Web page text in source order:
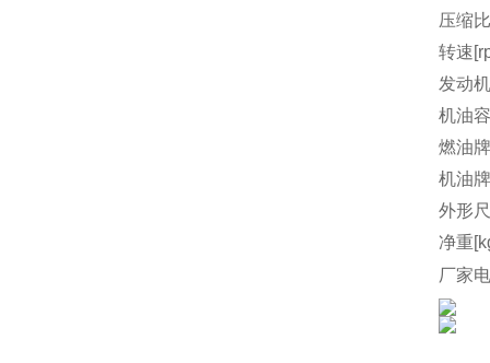
压缩比
转速
发动
机油
燃油
机油
外形
净重
厂家